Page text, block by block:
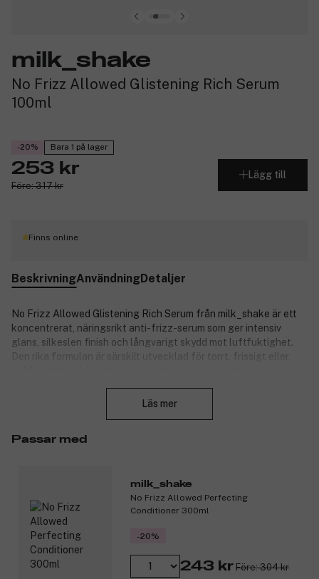
milk_shake
No Frizz Allowed Glistening Rich Serum
100ml
-20% Bara 1 på lager
253 kr
Före: 317 kr
Lägg till
Finns online
BeskrivningAnvändningDetaljer
No Frizz Allowed Glistening Rich Serum från milk_shake är ett
koncentrerat, näringsrikt anti-frizz-serum som ger intensiv
glans, silkeslen finish och långvarigt skydd mot luftfuktighet.
Den rika formulan är särskilt utvecklad för torrt, frissigt eller
ner. Serumet är berikat med mjölkproteiner och quinoaextrakt
färgskydd, medan vitamin E tillför antioxidanter mot yttre
3336004
Läs mer
Passar med
milk_shake
No Frizz Allowed Perfecting
Conditioner 300ml
-20%
243 kr Före: 304 kr